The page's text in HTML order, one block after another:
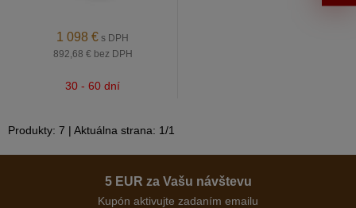
1 098 € s DPH
892,68 € bez DPH
30 - 60 dní
Produkty: 7 | Aktuálna strana: 1/1
5 EUR za Vašu návštevu
Kupón aktivujte zadaním emailu